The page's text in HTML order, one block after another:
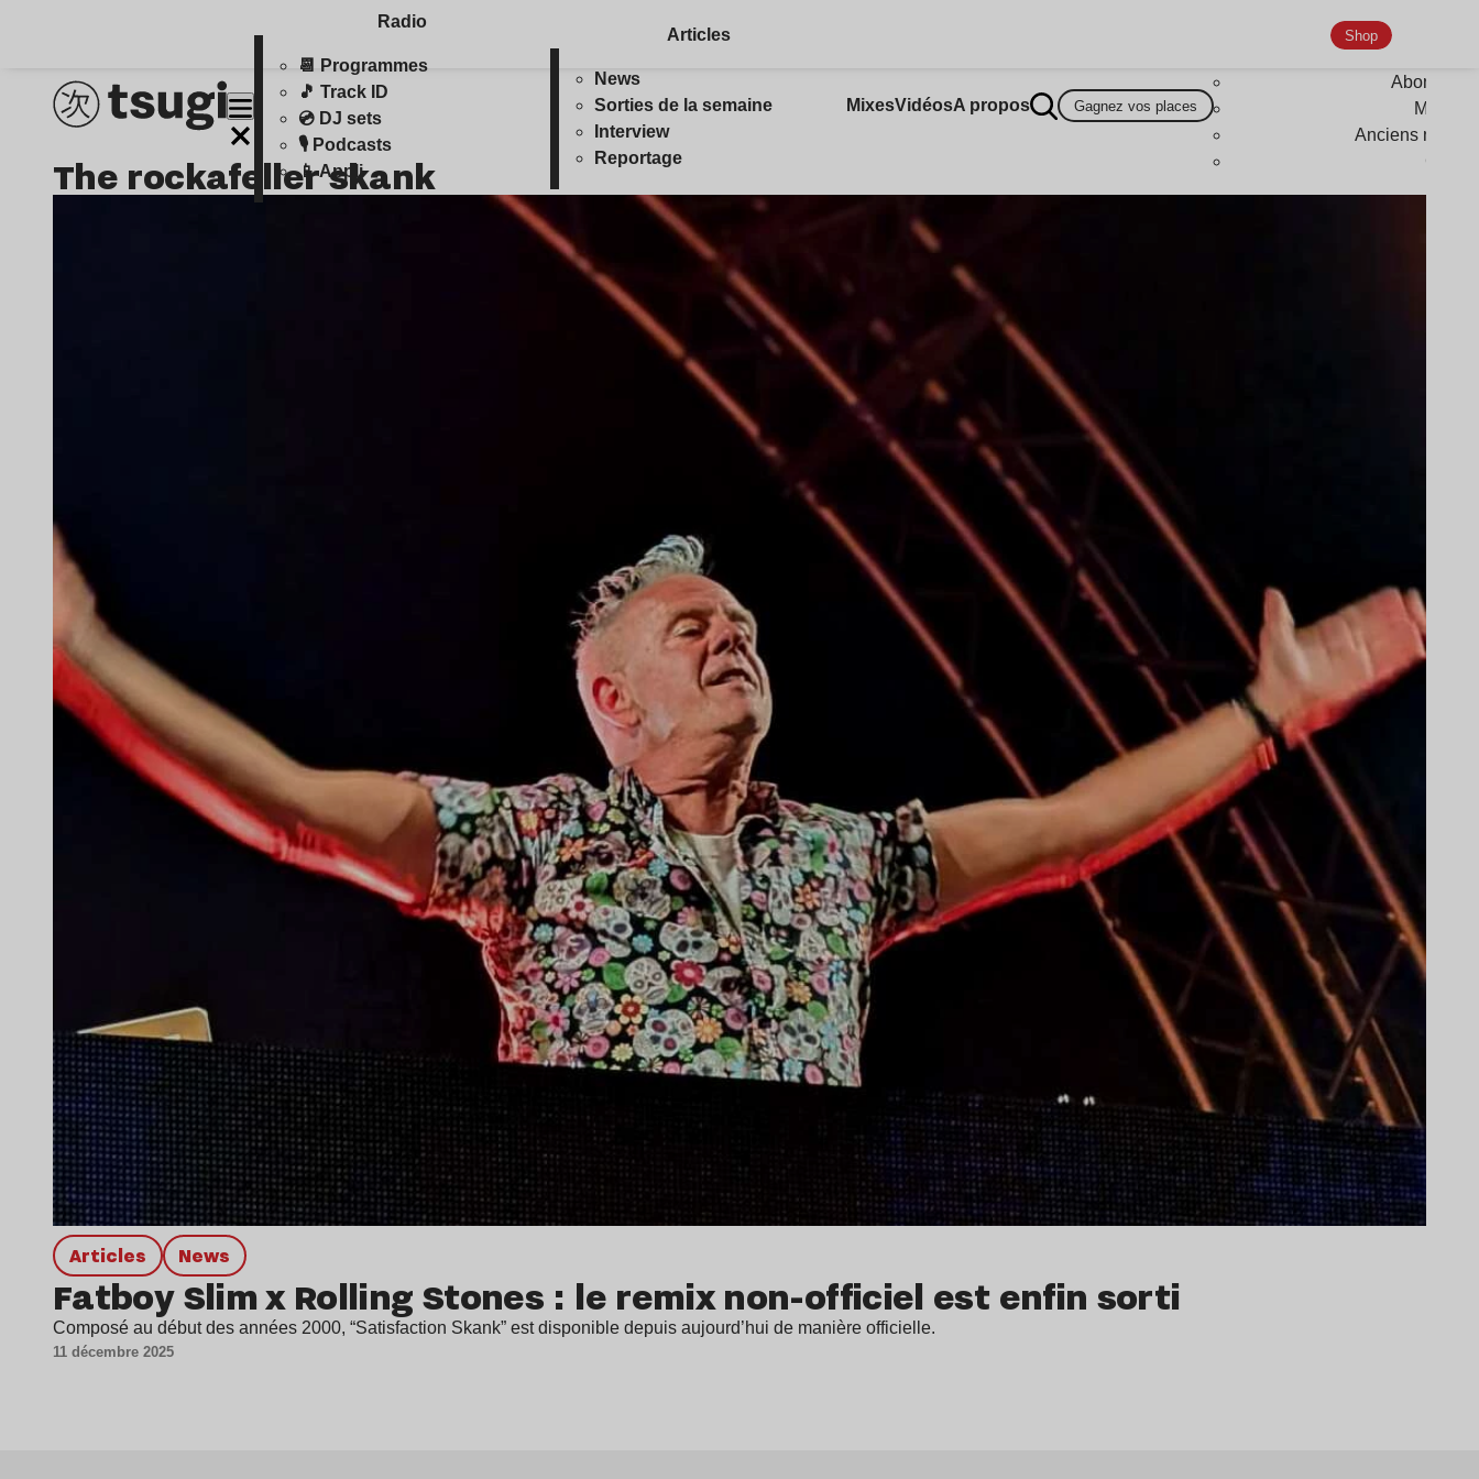
Radio
📆 Programmes
🎵 Track ID
💿 DJ sets
🎙️ Podcasts
📱 Appli
Articles
News
Sorties de la semaine
Interview
Reportage
MixesVidéosA propos Gagnez vos places
Shop
Anciens
the rockafeller skank
Articles news
Fatboy Slim x Rolling Stones : le remix non-officiel est enfin sorti
Composé au début des années 2000, “Satisfaction Skank” est disponible depuis aujourd’hui de manière officielle.
11 décembre 2025